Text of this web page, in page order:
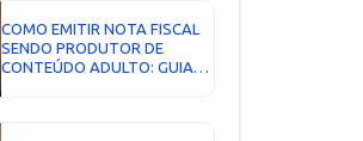
COMO EMITIR NOTA FISCAL
SENDO PRODUTOR DE
CONTEÚDO ADULTO: GUIA